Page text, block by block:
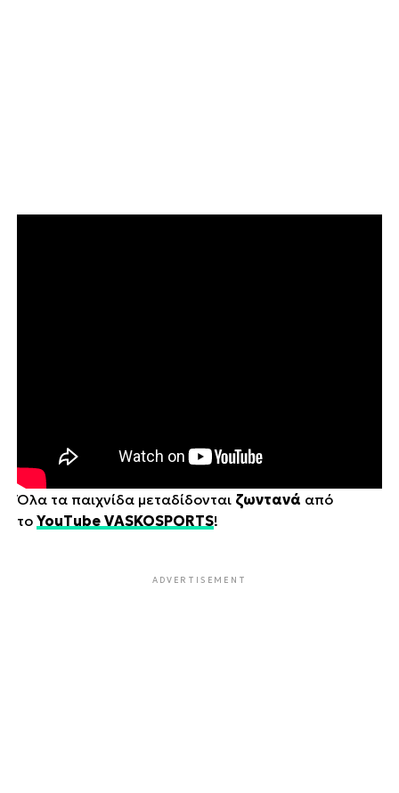
Όλα τα παιχνίδα μεταδίδονται ζωντανά από
το YouTube VASKOSPORTS!
ADVERTISEMENT